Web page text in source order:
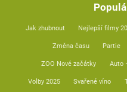
Jak zhubnout Nejlepší filmy
Změna času Partie
ZOO Nové začátky Auto
Volby 2025 Svařené víno